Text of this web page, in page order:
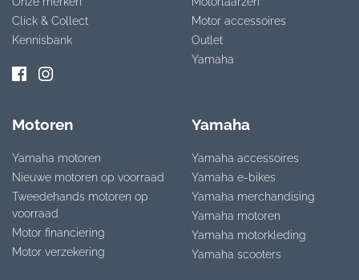
Click & Collect
Kennisbank
Motor accessoires
Outlet
Yamaha
Motoren
Yamaha motoren
Nieuwe motoren op voorraad
Tweedehands motoren op
voorraad
Motor financiering
Motor verzekering
Yamaha
Yamaha accessoires
Yamaha e-bikes
Yamaha merchandising
Yamaha motoren
Yamaha motorkleding
Yamaha scooters